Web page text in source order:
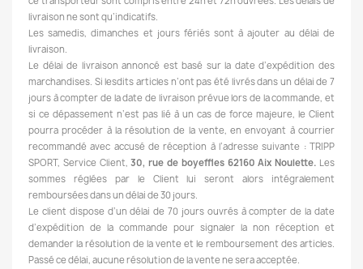
livraison ne sont qu’indicatifs.
Les samedis, dimanches et jours fériés sont à ajouter au délai de
livraison.
Le délai de livraison annoncé est basé sur la date d’expédition des
marchandises. Si lesdits articles n’ont pas été livrés dans un délai de 7
jours à compter de la date de livraison prévue lors de la commande, et
si ce dépassement n’est pas lié à un cas de force majeure, le Client
pourra procéder à la résolution de la vente, en envoyant à courrier
recommandé avec accusé de réception à l’adresse suivante : TRIPP
SPORT, Service Client,30, rue de boyeffles 62160 Aix Noulette. Les
sommes réglées par le Client lui seront alors intégralement
remboursées dans un délai de 30 jours.
Le client dispose d’un délai de 70 jours ouvrés à compter de la date
d’expédition de la commande pour signaler la non réception et
demander la résolution de la vente et le remboursement des articles.
Passé ce délai, aucune résolution de la vente ne sera acceptée.